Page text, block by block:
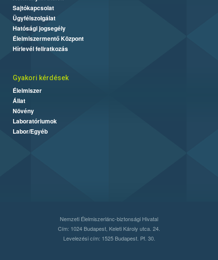
Sajtókapcsolat
Ügyfélszolgálat
Hatósági jogsegély
Élelmiszermentő Központ
Hírlevél feliratkozás
Gyakori kérdések
Élelmiszer
Állat
Növény
Laboratóriumok
Labor/Egyéb
Nemzeti Élelmiszerlánc-biztonsági Hivatal
Cím: 1024 Budapest, Keleti Károly utca. 24.
Levelezési cím: 1525 Budapest. Pf. 30.